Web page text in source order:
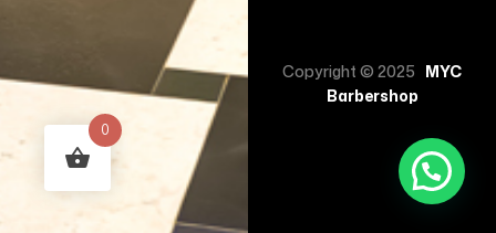
Copyright © 2025 MYC
Barbershop
0